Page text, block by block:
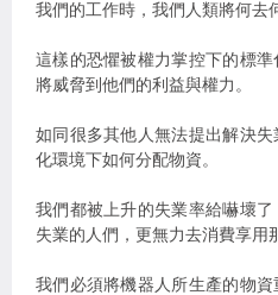
我們的工作時，我們人類將何去
這樣的恐懼被權力掌控下的標
將威脅到他們的利益與權力。
如同很多其他人無法提出解決
化環境下如何分配物資。
我們都被上升的失業率給嚇壞
失業的人們，更無力去消費享用
我們必須將機器人所生產的物